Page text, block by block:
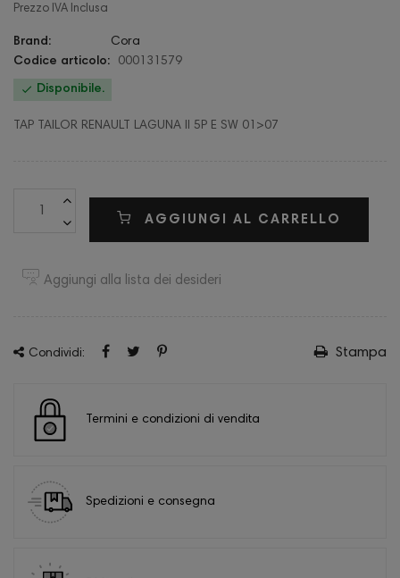
Prezzo IVA Inclusa
Brand:
Cora
Codice articolo:
000131579
 Disponibile.
TAP TAILOR RENAULT LAGUNA II 5P E SW 01>07
AGGIUNGI AL CARRELLO
Aggiungi alla lista dei desideri
Condividi: Stampa
Termini e condizioni di vendita
Spedizioni e consegna